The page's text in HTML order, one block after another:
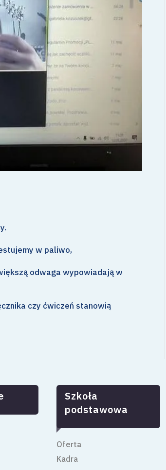
w paliwo,
odwaga wypowiadają w
czy ćwiczeń stanowią
Szkoła
podstawowa
Oferta
Kadra